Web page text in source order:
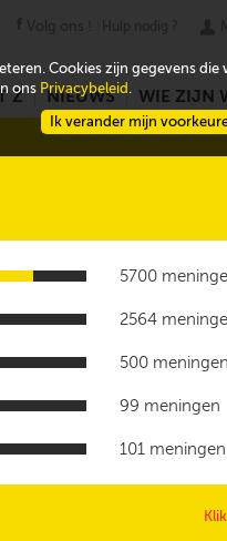
Z NIEUWS WIE ZIJN
5700
2564
500 meningen
99 meningen
101 meningen
Cookies zijn gegevens
ons Privacybeleid .
Ik verander mijn